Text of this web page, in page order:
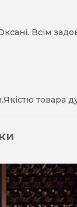
Всім
товара